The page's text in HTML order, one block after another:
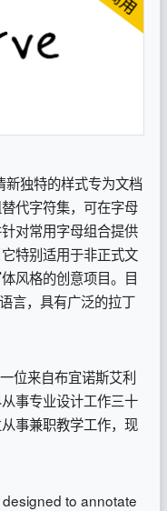
独特的样式专为文档
代字符集，可在字母
对常用字母组合提供
特别适用于非正式文
风格的创意项目。目
言，具有广泛的拉丁
位来自布宜诺斯艾利
事专业设计工作三十
事兼职教学工作，现
to annotate